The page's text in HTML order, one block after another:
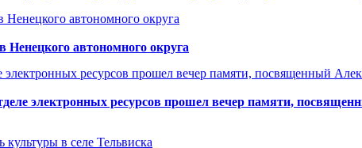
Ненецкого автономного округа
электронных ресурсов прошел вечер памяти,